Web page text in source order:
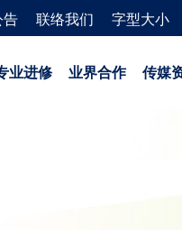
告 联络我们 字型大小
业进修 业界合作 传媒